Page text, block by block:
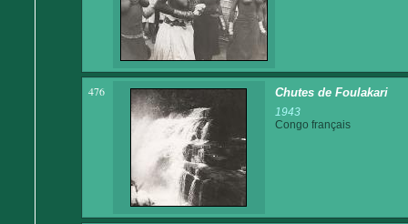
476 Chutes de Foulakari
1943
Congo français